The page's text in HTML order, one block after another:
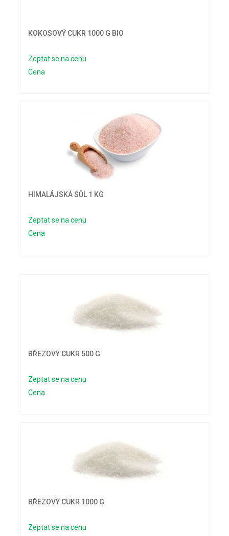
KOKOSOVÝ CUKR 1000 G BIO
Zeptat se na cenu
Cena
HIMALÁJSKÁ SŮL 1 KG
Zeptat se na cenu
Cena
BŘEZOVÝ CUKR 500 G
Zeptat se na cenu
Cena
BŘEZOVÝ CUKR 1000 G
Zeptat se na cenu